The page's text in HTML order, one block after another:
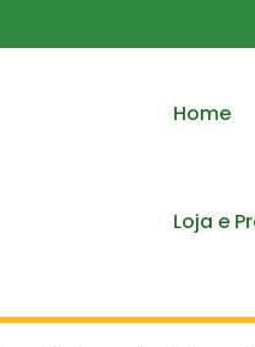
Home
Loja e